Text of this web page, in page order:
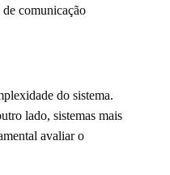
comunicação
do sistema.
lado, sistemas mais
avaliar o